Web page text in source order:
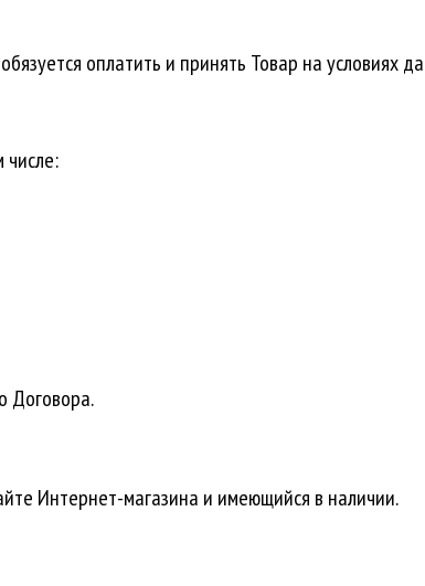
оплатить и принять Товар на условиях
Договора.
Интернет-магазина и имеющийся в наличии.